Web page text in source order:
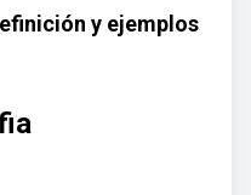
y ejemplos